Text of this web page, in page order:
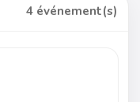
4 événement(s)